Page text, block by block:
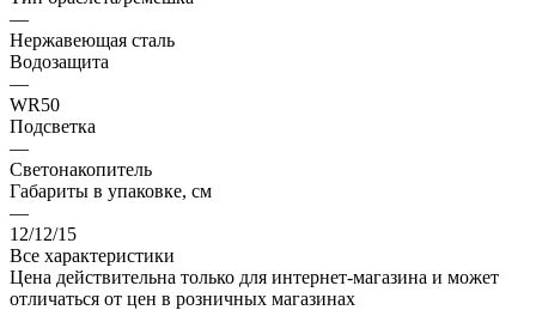
—
Нержавеющая сталь
Водозащита
—
WR50
Подсветка
—
Светонакопитель
Габариты в упаковке, см
—
12/12/15
Все характеристики
Цена действительна только для интернет-магазина и может
отличаться от цен в розничных магазинах